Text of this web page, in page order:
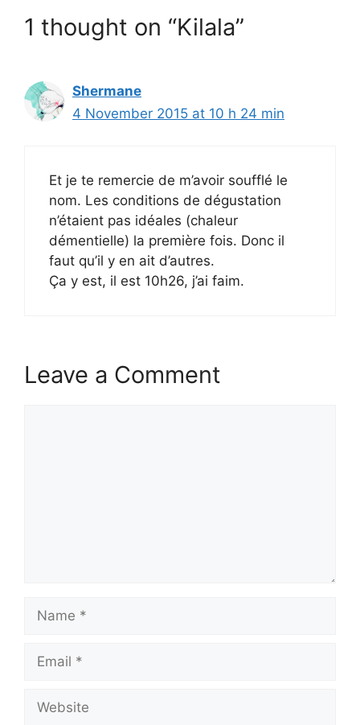
1 thought on “Kilala”
Shermane
4 November 2015 at 10 h 24 min
Et je te remercie de m’avoir soufflé le
nom. Les conditions de dégustation
n’étaient pas idéales (chaleur
démentielle) la première fois. Donc il
faut qu’il y en ait d’autres.
Ça y est, il est 10h26, j’ai faim.
Leave a Comment